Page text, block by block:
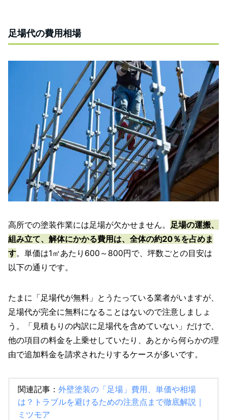
足場代の費用相場
高所での塗装作業には足場が欠かせません。 足場の運搬、
組み立て、解体にかかる費用は、全体の約20％を占めま
す。単価は1㎡あたり600～800円で、坪数ごとの目安は
以下の通りです。
たまに「足場代が無料」とうたっている業者がいますが、
足場代が完全に無料になることはないので注意しましょ
う。「見積もりの内訳に足場代を含めていない」だけで、
他の項目の料金を上乗せしていたり、あとから何らかの理
由で追加料金を請求されたりするケースが多いです。
関連記事： 外壁塗装の「足場」費用、単価や相場
は？トラブルを避けるための注意点まで徹底解説｜
ミツモア